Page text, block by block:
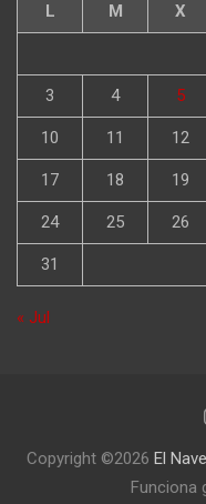
L M X
3 4 5
10 11 12
17 18 19
24 25 26
31
« Jul
Copyright ©2026 El
Funciona